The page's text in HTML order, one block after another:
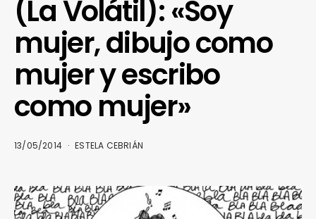
(La Volátil): «Soy
mujer, dibujo como
mujer y escribo
como mujer»
13/05/2014 ESTELA CEBRIÁN